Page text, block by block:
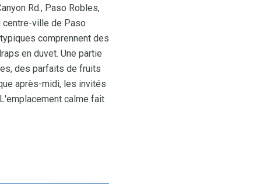
Rd., Paso Robles,
centre-ville de Paso
comprennent des
en duvet. Une partie
des parfaits de fruits
après-midi, les invités
calme fait